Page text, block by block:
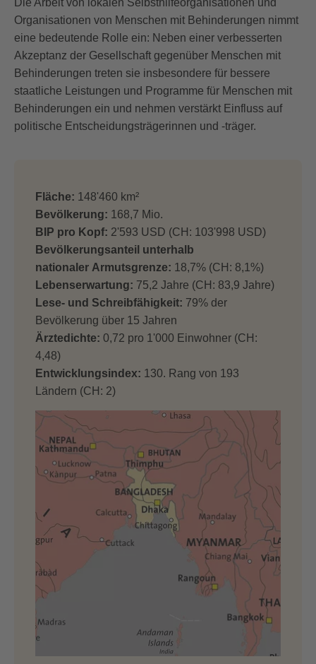
Die Arbeit von lokalen Selbsthilfeorganisationen und
Organisationen von Menschen mit Behinderungen nimmt
eine bedeutende Rolle ein: Neben einer verbesserten
Akzeptanz der Gesellschaft gegenüber Menschen mit
Behinderungen treten sie insbesondere für bessere
staatliche Leistungen und Programme für Menschen mit
Behinderungen ein und nehmen verstärkt Einfluss auf
politische Entscheidungsträgerinnen und -träger.
Fläche: 148'460 km²
Bevölkerung: 168,7 Mio.
BIP pro Kopf: 2'593 USD (CH: 103'998 USD)
Bevölkerungsanteil unterhalb
nationaler Armutsgrenze: 18,7% (CH: 8,1%)
Lebenserwartung: 75,2 Jahre (CH: 83,9 Jahre)
Lese- und Schreibfähigkeit: 79% der
Bevölkerung über 15 Jahren
Ärztedichte: 0,72 pro 1'000 Einwohner (CH:
4,48)
Entwicklungsindex: 130. Rang von 193
Ländern (CH: 2)